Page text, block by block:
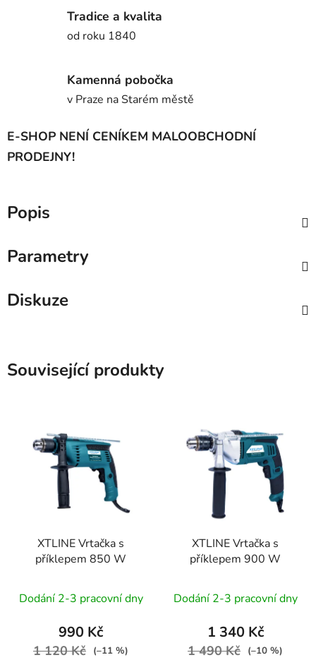
Tradice a kvalita
od roku 1840
Kamenná pobočka
v Praze na Starém městě
E-SHOP NENÍ CENÍKEM MALOOBCHODNÍ
PRODEJNY!
Popis
Parametry
Diskuze
Související produkty
XTLINE Vrtačka s
příklepem 850 W
Dodání 2-3 pracovní dny
990 Kč
1 120 Kč (–11 %)
XTLINE Vrtačka s
příklepem 900 W
Dodání 2-3 pracovní dny
1 340 Kč
1 490 Kč (–10 %)